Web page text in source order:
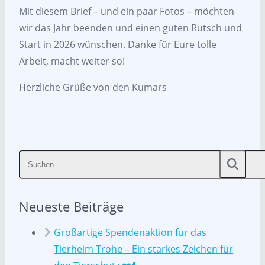
Mit diesem Brief – und ein paar Fotos – möchten
wir das Jahr beenden und einen guten Rutsch und
Start in 2026 wünschen. Danke für Eure tolle
Arbeit, macht weiter so!
Herzliche Grüße von den Kumars
Neueste Beiträge
Großartige Spendenaktion für das
Tierheim Trohe – Ein starkes Zeichen für